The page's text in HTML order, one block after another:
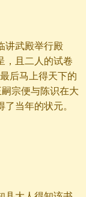
讲武殿举行殿
，且二人的试卷
后马上得天下的
宗便与陈识在大
当年的状元。